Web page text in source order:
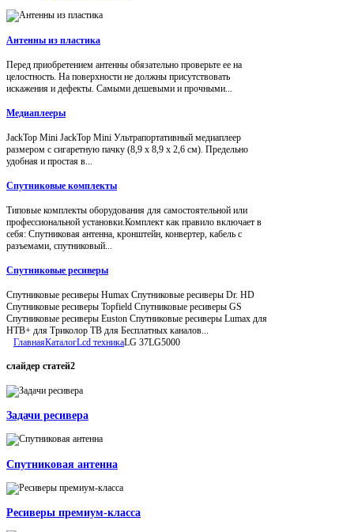
Антенны из пластика
Перед приобретением антенны обязательно проверьте ее на
целостность. На поверхности не должны присутствовать
искажения и дефекты. Самыми дешевыми и прочными...
Медиаплееры
JackTop Mini JackTop Mini Ультрапортативный медиаплеер
размером с сигаретную пачку (8,9 x 8,9 x 2,6 см). Предельно
удобная и простая в...
Спутниковые комплекты
Типовые комплекты оборудования для самостоятельной или
профессиональной установки.Комплект как правило включает в
себя: Спутниковая антенна, кронштейн, конвертер, кабель с
разъемами, спутниковый...
Спутниковые ресиверы
Спутниковые ресиверы Humax Спутниковые ресиверы Dr. HD
Спутниковые ресиверы Topfield Спутниковые ресиверы GS
Спутниковые ресиверы Euston Спутниковые ресиверы Lumax для
НТВ+ для Триколор ТВ для Бесплатных каналов...
ГлавнаяКаталогLcd техникаLG 37LG5000
слайдер статей2
Задачи ресивера
Спутниковая антенна
Ресиверы премиум-класса